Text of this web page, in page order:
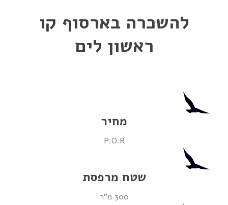
להשכרה בארסוף קו
ראשון לים
מחיר
P.O.R
שטח מרפסת
300 מ"ר